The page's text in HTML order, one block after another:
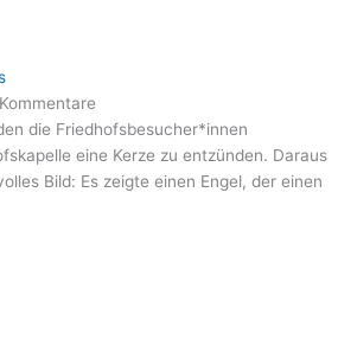
die Friedhofsbesucher*innen
eine Kerze zu entzünden. Daraus
Bild: Es zeigte einen Engel, der einen